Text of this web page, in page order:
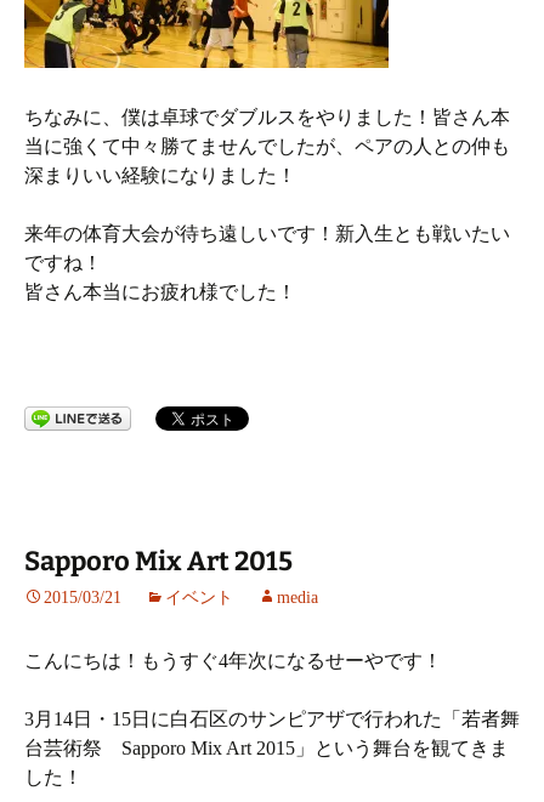
ちなみに、僕は卓球でダブルスをやりました！皆さん本
当に強くて中々勝てませんでしたが、ペアの人との仲も
深まりいい経験になりました！
来年の体育大会が待ち遠しいです！新入生とも戦いたい
ですね！
皆さん本当にお疲れ様でした！
Sapporo Mix Art 2015
2015/03/21 イベント media
こんにちは！もうすぐ4年次になるせーやです！
3月14日・15日に白石区のサンピアザで行われた「若者舞
台芸術祭 Sapporo Mix Art 2015」という舞台を観てきま
した！